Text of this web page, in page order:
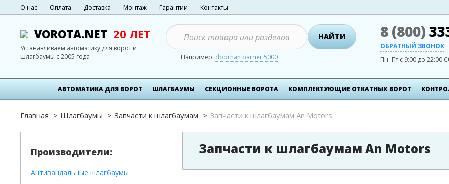
О нас Оплата Доставка Монтаж Гарантии Контакты
VOROTA.NET 20 ЛЕТ
Устанавливаем автоматику для ворот и
шлагбаумы с 2005 года
НАЙТИ
Например: doorhan barrier 5000
8 (800)
ОБРАТНЫЙ ЗВОНОК
Пн- Пт с 9:00 до 22:00
АВТОМАТИКА ДЛЯ ВОРОТ ШЛАГБАУМЫ СЕКЦИОННЫЕ ВОРОТА КОМПЛЕКТУЮЩИЕ ОТКАТНЫХ ВОРОТ
Главная Шлагбаумы Запчасти к шлагбаумам Запчасти к шлагбаумам An Motors
Производители:
Антивандальные шлагбаумы
Запчасти к шлагбаумам An Motors